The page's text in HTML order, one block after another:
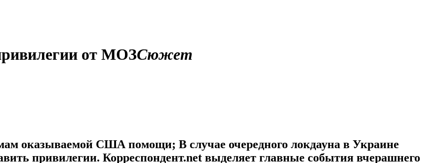
от МОЗСюжет
оказываемой США помощи; В случае очередного локдауна в Украине
привилегии. Корреспондент.net выделяет главные события вчерашнего